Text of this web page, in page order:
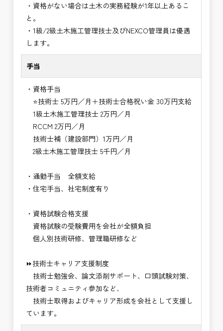
・資格がない場合は土木の実務経験が1年以上あるこ
と。
・1級/2級土木施工管理技士及びNEXCO管理員は優遇
します。
手当
・資格手当
⭐技術士 5万円／月＋技術士合格祝い金 30万円支給
1級土木施工管理技士 2万円／月
RCCM 2万円／月
技術士補（建設部門）1万円／月
2級土木施工管理技士 5千円／月
・通勤手当 全額支給
・住宅手当、社宅制度有り
・資格試験合格支援
資格試験の受験費用を会社が全額負担
個人別技術研修、管理職研修など
⏩技術士キャリア支援制度
技術士勉強会、論文添削サポート、口頭試験対策、
技術者コミュニティ参加など、
技術士取得およびキャリア形成を会社として支援し
ています。